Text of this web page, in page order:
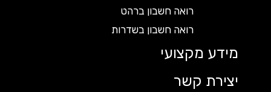
רואה חשבון ברהט
רואה חשבון בשדרות
מידע מקצועי
יצירת קשר